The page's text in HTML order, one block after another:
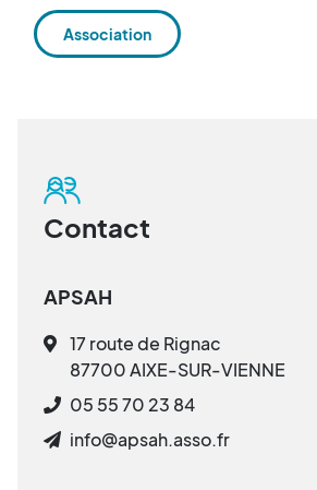
Association
Contact
APSAH
17 route de Rignac
87700 AIXE-SUR-VIENNE
05 55 70 23 84
info@apsah.asso.fr